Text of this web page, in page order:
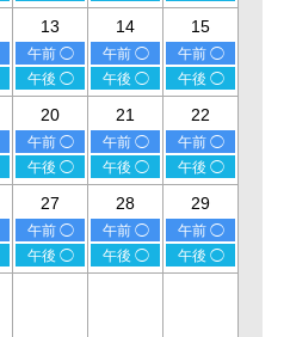
13
午前 ◯
午後 ◯
14
午前 ◯
午後 ◯
15
午前 ◯
午後 ◯
20
午前 ◯
午後 ◯
21
午前 ◯
午後 ◯
22
午前 ◯
午後 ◯
27
午前 ◯
午後 ◯
28
午前 ◯
午後 ◯
29
午前 ◯
午後 ◯